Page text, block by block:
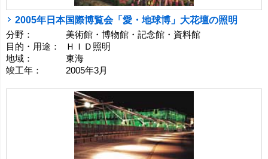
2005年日本国際博覧会「愛・地球博」大花壇の照明
分野：
美術館・博物館・記念館・資料館
目的・用途：
ＨＩＤ照明
地域：
東海
竣工年：
2005年3月